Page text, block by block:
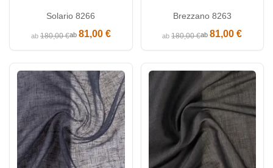
Solario 8266
ab180,00 €ab 81,00 €
Brezzano 8263
ab180,00 €ab81,00 €